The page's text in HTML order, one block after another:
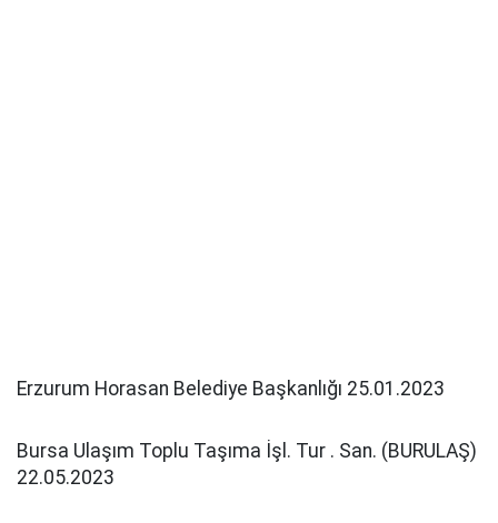
Erzurum Horasan Belediye Başkanlığı 25.01.2023
Bursa Ulaşım Toplu Taşıma İşl. Tur . San. (BURULAŞ)
22.05.2023